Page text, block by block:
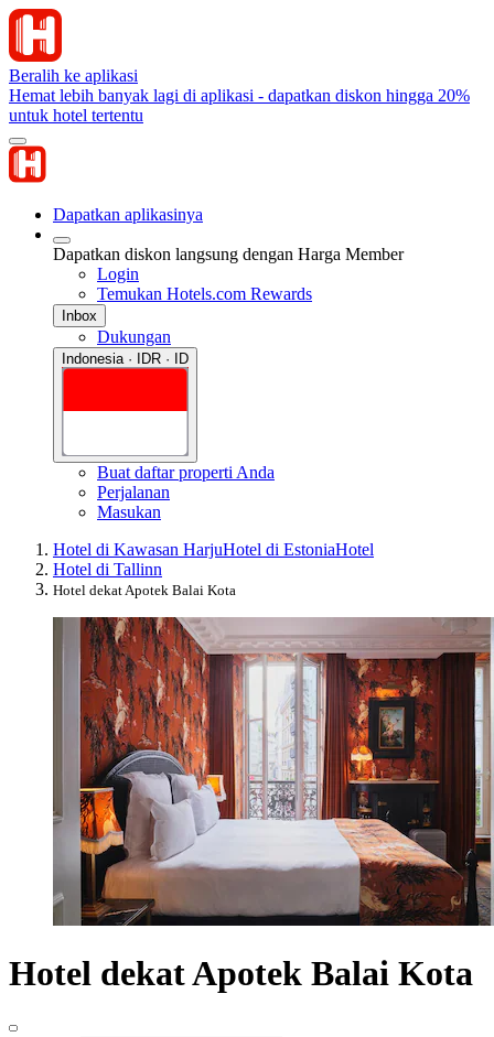
Beralih ke aplikasi
Hemat lebih banyak lagi di aplikasi - dapatkan diskon hingga 20%
untuk hotel tertentu
Dapatkan aplikasinya
Dapatkan diskon langsung dengan Harga Member
Login
Temukan Hotels.com Rewards
Inbox
Dukungan
Indonesia · IDR · ID
Buat daftar properti Anda
Perjalanan
Masukan
Hotel di Kawasan HarjuHotel di EstoniaHotel
Hotel di Tallinn
Hotel dekat Apotek Balai Kota
Hotel dekat Apotek Balai Kota